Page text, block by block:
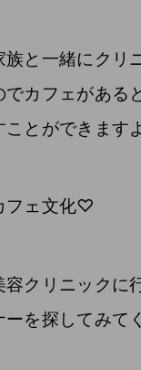
族と一緒にクリ
カフェがある
ことができます
フェ文化♡
容クリニックに
ーを探してみて